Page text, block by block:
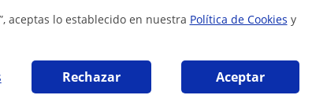
aceptas lo establecido en nuestra Política de Cookies y
Rechazar Aceptar
que pueden interesarte